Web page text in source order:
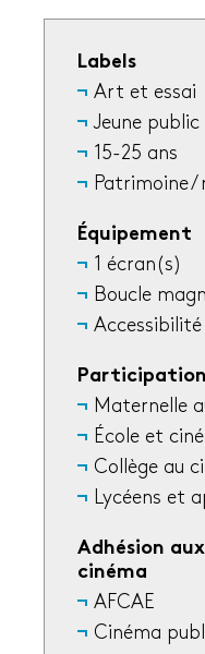
Labels
Art et essai
Jeune public
15-25 ans
Patrimoine
Équipement
1 écran(s)
Boucle
Accessibilité
Maternelle
École et
Collège au
Lycéens et
Adhésion
cinéma
AFCAE
Cinéma